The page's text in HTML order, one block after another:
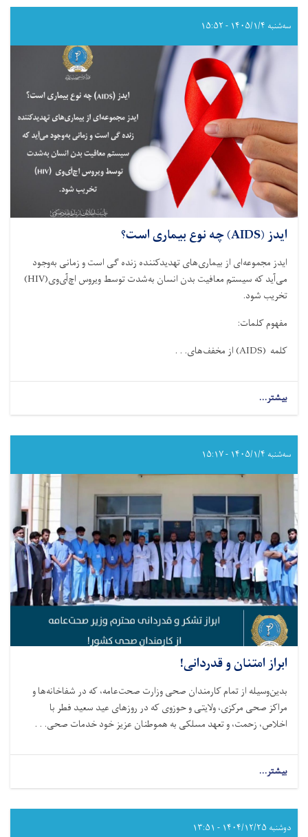
(HIV)
چه
ویروس
است؟
سه‌شنبه ۱۴۰۵/۱/۴ - ۱۵:۵۲
ایدز (AIDS) چه نوع بیماری است؟
ایدز مجموعه‌ای از بیماری‌های تهدیدکننده زنده گی است و زمانی به‌وجود
می‌آید که سیستم معافیت بدن انسان به‌شدت توسط ویروس اچ‌آی‌وی(HIV)
تخریب شود.
مفهوم کلمات:
کلمه (AIDS)از مخفف‌های. . .
بیشتر...
ایدز
چه
نوع
است؟
سه‌شنبه ۱۴۰۵/۱/۴ - ۱۵:۱۷
ابراز امتنان و قدردانی!
بدین‌وسیله از تمام کارمندان صحی وزارت صحت‌عامه، که در شفاخانه‌ها و
مراکز صحی مرکزی، ولایتی و حوزوی که در روزهای عید سعید فطر با
اخلاص، زحمت، و تعهد مسلکی به هموطنان عزیز خود خدمات صحی. . .
بیشتر...
ابراز
و
قدردانی!
دوشنبه ۱۴۰۴/۱۲/۲۵ - ۱۳:۵۱